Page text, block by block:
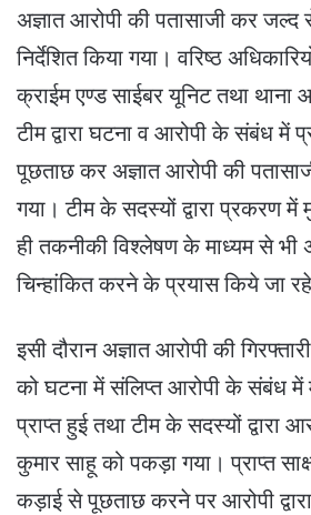
अज्ञात आरोपी की पतासाजी कर जल्द
निर्देशित किया गया। वरिष्ठ
क्राईम एण्ड साईबर यूनिट तथा
टीम द्वारा घटना व आरोपी के संबंध में
पूछताछ कर अज्ञात आरोपी की
गया। टीम के सदस्यों द्वारा प्रकरण
ही तकनीकी विश्लेषण के माध्यम से भी
चिन्हांकित करने के प्रयास किये जा
इसी दौरान अज्ञात आरोपी की
को घटना में संलिप्त आरोपी के संबंध में
प्राप्त हुई तथा टीम के सदस्यों द्वारा
कुमार साहू को पकड़ा गया। प्राप्त
कड़ाई से पूछताछ करने पर आरोपी